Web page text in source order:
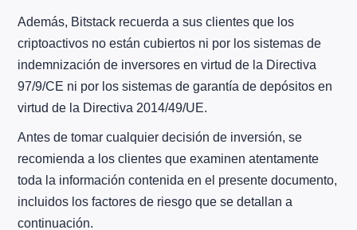
Además, Bitstack recuerda a sus clientes que los
criptoactivos no están cubiertos ni por los sistemas de
indemnización de inversores en virtud de la Directiva
97/9/CE ni por los sistemas de garantía de depósitos en
virtud de la Directiva 2014/49/UE.
Antes de tomar cualquier decisión de inversión, se
recomienda a los clientes que examinen atentamente
toda la información contenida en el presente documento,
incluidos los factores de riesgo que se detallan a
continuación.